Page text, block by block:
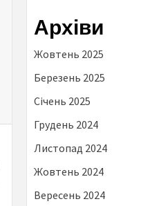
Архіви
Жовтень 2025
Березень 2025
Січень 2025
Грудень 2024
Листопад 2024
Жовтень 2024
Вересень 2024